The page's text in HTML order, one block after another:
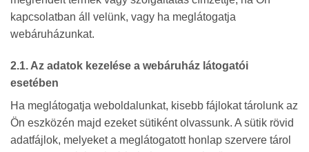
kapcsolatban áll velünk, vagy ha meglátogatja
webáruházunkat.
2.1. Az adatok kezelése a webáruház látogatói
esetében
Ha meglátogatja weboldalunkat, kisebb fájlokat tárolunk az
Ön eszközén majd ezeket sütiként olvassunk. A sütik rövid
adatfájlok, melyeket a meglátogatott honlap szervere tárol